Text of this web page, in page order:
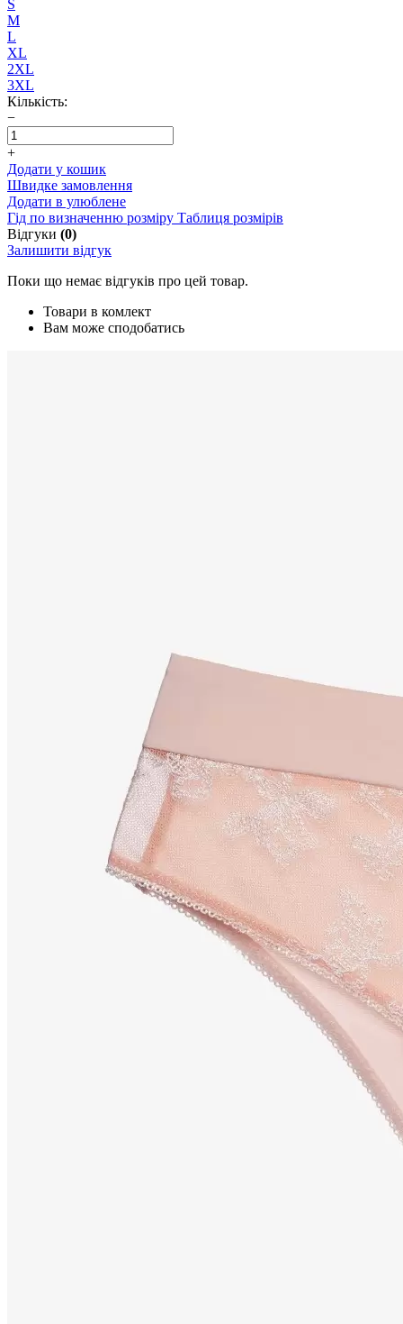
S
M
L
XL
2XL
3XL
Кількість:
−
+
Додати у кошик
Швидке замовлення
Додати в улюблене
Гід по визначенню розміру Таблиця розмірів
Відгуки (0)
Залишити відгук
Поки що немає відгуків про цей товар.
Товари в комлект
Вам може сподобатись